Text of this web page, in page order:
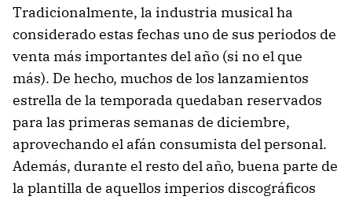
Tradicionalmente, la industria musical ha
considerado estas fechas uno de sus periodos de
venta más importantes del año (si no el que
más). De hecho, muchos de los lanzamientos
estrella de la temporada quedaban reservados
para las primeras semanas de diciembre,
aprovechando el afán consumista del personal.
Además, durante el resto del año, buena parte de
la plantilla de aquellos imperios discográficos